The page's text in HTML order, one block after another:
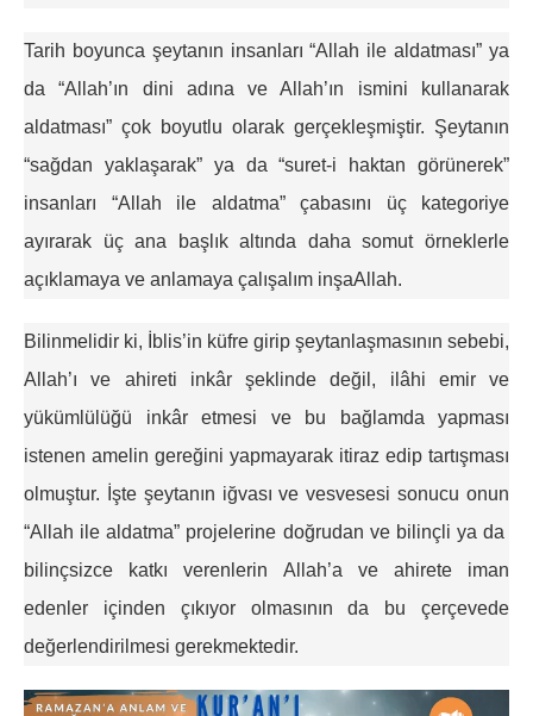
Tarih boyunca şeytanın insanları “Allah ile aldatması” ya
da “Allah’ın dini adına ve Allah’ın ismini kullanarak
aldatması” çok boyutlu olarak gerçekleşmiştir. Şeytanın
“sağdan yaklaşarak” ya da “suret-i haktan görünerek”
insanları “Allah ile aldatma” çabasını üç kategoriye
ayırarak üç ana başlık altında daha somut örneklerle
açıklamaya ve anlamaya çalışalım inşaAllah.
Bilinmelidir ki, İblis’in küfre girip şeytanlaşmasının sebebi,
Allah’ı ve ahireti inkâr şeklinde değil, ilâhi emir ve
yükümlülüğü inkâr etmesi ve bu bağlamda yapması
istenen amelin gereğini yapmayarak itiraz edip tartışması
olmuştur. İşte şeytanın iğvası ve vesvesesi sonucu onun
“Allah ile aldatma” projelerine doğrudan ve bilinçli ya da
bilinçsizce katkı verenlerin Allah’a ve ahirete iman
edenler içinden çıkıyor olmasının da bu çerçevede
değerlendirilmesi gerekmektedir.